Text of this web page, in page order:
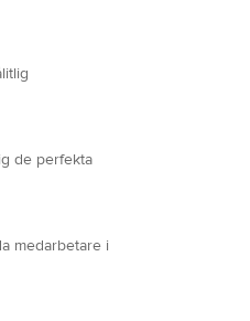
de perfekta
medarbetare i